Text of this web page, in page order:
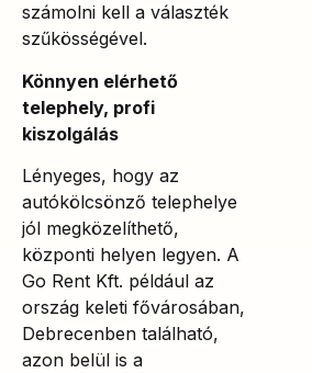
számolni kell a választék
szűkösségével.
Könnyen elérhető
telephely, profi
kiszolgálás
Lényeges, hogy az
autókölcsönző telephelye
jól megközelíthető,
központi helyen legyen. A
Go Rent Kft. például az
ország keleti fővárosában,
Debrecenben található,
azon belül is a